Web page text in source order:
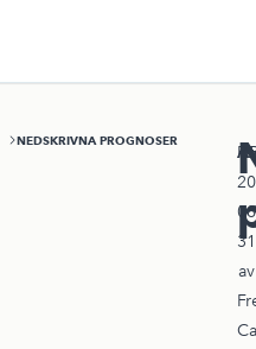
NEDSKRIVNA PROGNOSER
31
av